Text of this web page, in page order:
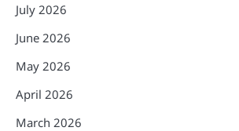
July 2026
June 2026
May 2026
April 2026
March 2026